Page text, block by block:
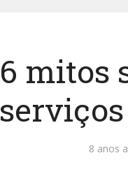
6 mitos
8 anos